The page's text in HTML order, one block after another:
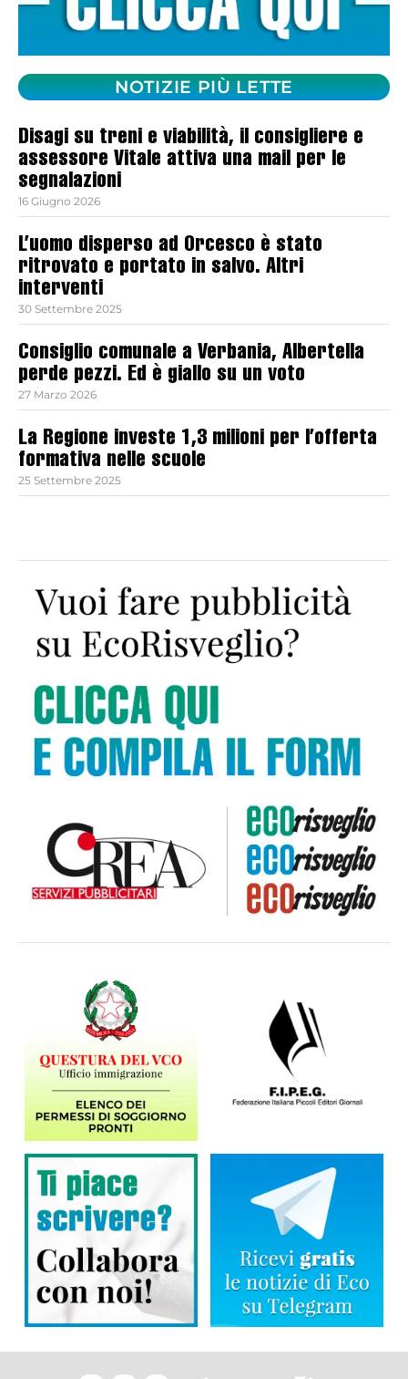
NOTIZIE PIÙ LETTE
Disagi su treni e viabilità, il consigliere e
assessore Vitale attiva una mail per le
segnalazioni
16 Giugno 2026
L’uomo disperso ad Orcesco è stato
ritrovato e portato in salvo. Altri
interventi
30 Settembre 2025
Consiglio comunale a Verbania, Albertella
perde pezzi. Ed è giallo su un voto
27 Marzo 2026
La Regione investe 1,3 milioni per l’offerta
formativa nelle scuole
25 Settembre 2025